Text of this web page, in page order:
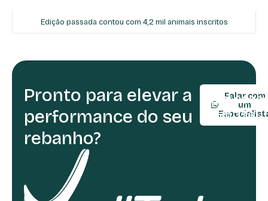
Edição passada contou com 4,2 mil animais inscritos
Pronto para elevar a
performance do seu
rebanho?
Falar com
um
TELEFONE:
(54)
(54) 3361-